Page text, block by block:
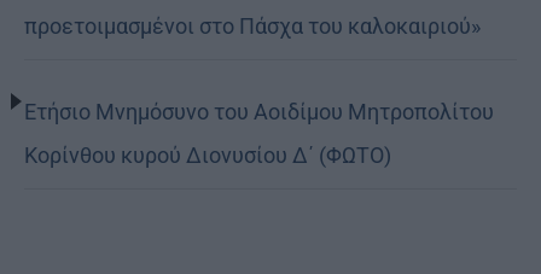
προετοιμασμένοι στο Πάσχα του καλοκαιριού»
Ετήσιο Μνημόσυνο του Αοιδίμου Μητροπολίτου
Κορίνθου κυρού Διονυσίου Δ΄ (ΦΩΤΟ)